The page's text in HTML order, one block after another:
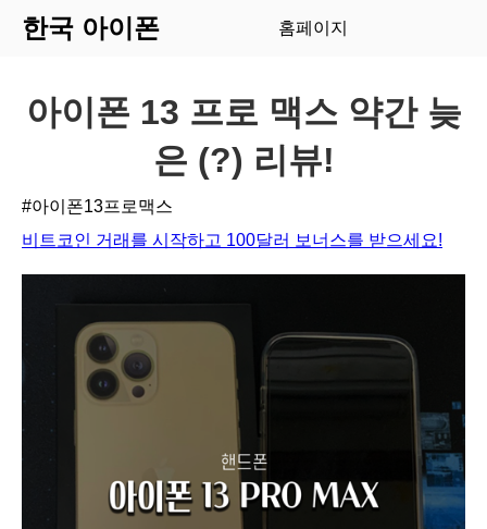
한국 아이폰 홈페이지
아이폰 13 프로 맥스 약간 늦
은 (?) 리뷰!
#아이폰13프로맥스
비트코인 거래를 시작하고 100달러 보너스를 받으세요!